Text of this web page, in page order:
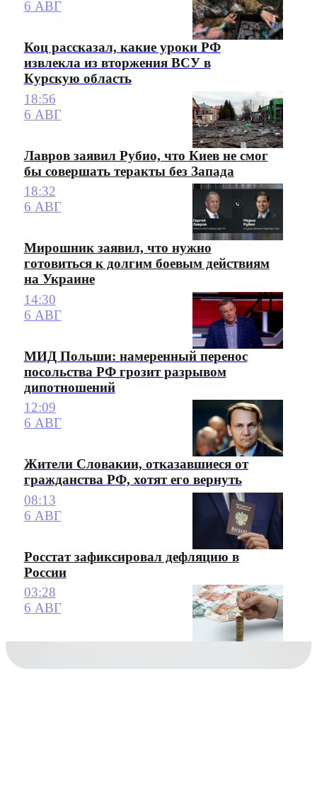
6 АВГ
Коц рассказал, какие уроки РФ
извлекла из вторжения ВСУ в
Курскую область
18:56
6 АВГ
Лавров заявил Рубио, что Киев не смог
бы совершать теракты без Запада
18:32
6 АВГ
Мирошник заявил, что нужно
готовиться к долгим боевым действиям
на Украине
14:30
6 АВГ
МИД Польши: намеренный перенос
посольства РФ грозит разрывом
дипотношений
12:09
6 АВГ
Жители Словакии, отказавшиеся от
гражданства РФ, хотят его вернуть
08:13
6 АВГ
Росстат зафиксировал дефляцию в
России
03:28
6 АВГ